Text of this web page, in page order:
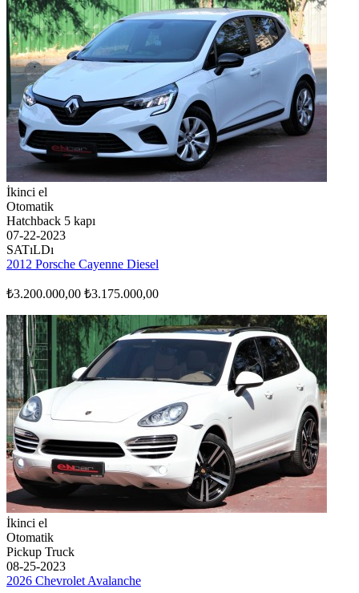
İkinci el
Otomatik
Hatchback 5 kapı
07-22-2023
SATıLDı
2012 Porsche Cayenne Diesel
₺3.200.000,00 ₺3.175.000,00
İkinci el
Otomatik
Pickup Truck
08-25-2023
2026 Chevrolet Avalanche